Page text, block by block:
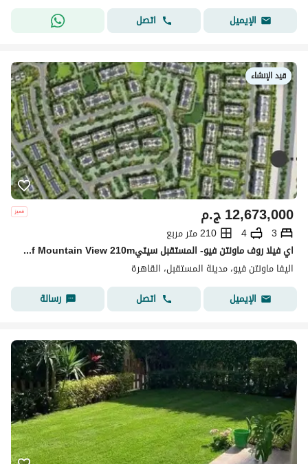
الإيميل
اتصل
قيد الإنشاء
ج.م12,673,000
3
4
210 متر مربع
اي فيلا روف ماونتن فيو- المستقبل سيتيivilla roof Mountain View 210m
اليفا ماونتن فيو، مدينة المستقبل، القاهرة
الإيميل
اتصل رسالة